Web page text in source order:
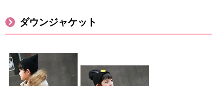
ダウンジャケット